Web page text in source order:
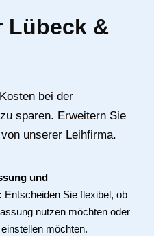
Lübeck &
bei der
sparen. Erweitern Sie
unserer Leihfirma.
und
Entscheiden Sie flexibel, ob
nutzen möchten oder
möchten.